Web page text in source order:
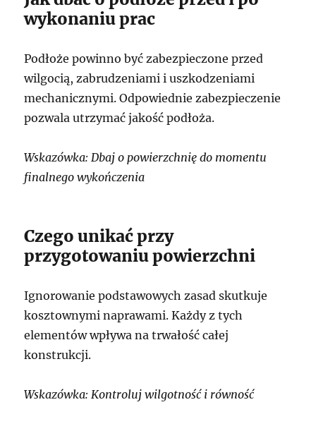
wykonaniu prac
Podłoże powinno być zabezpieczone przed
wilgocią, zabrudzeniami i uszkodzeniami
mechanicznymi. Odpowiednie zabezpieczenie
pozwala utrzymać jakość podłoża.
Wskazówka: Dbaj o powierzchnię do momentu
finalnego wykończenia
Czego unikać przy
przygotowaniu powierzchni
Ignorowanie podstawowych zasad skutkuje
kosztownymi naprawami. Każdy z tych
elementów wpływa na trwałość całej
konstrukcji.
Wskazówka: Kontroluj wilgotność i równość